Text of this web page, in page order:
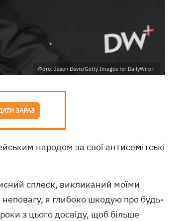
Фото: Jason Davis/Getty Images for DailyWire+
ЗАРАЗ
народом за свої антисемітські
сплеск, викликаний моїми
я глибоко шкодую про будь-
з цього досвіду, щоб більше